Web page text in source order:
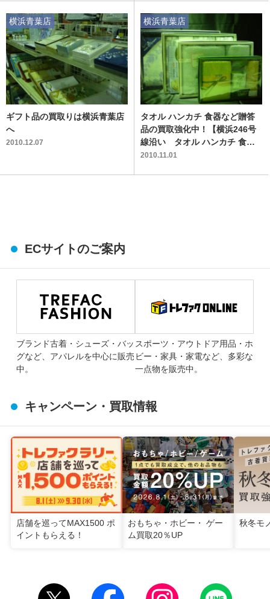
ギフト品の買取りは横浜青葉店
へ
2010.12.07
横浜青葉店
タオル ハンカチ 食器など贈答
品の買取強化中！【横浜246号
線沿い タオル ハンカチ 食器
など贈答品のリサイクルショッ
2010.11.01
横浜青葉店
ECサイトのご案内
ブランド古着・シューズ・バッ
グなど、アパレルを中心に販売
中。
スポーツ・アウトドア用品・ホ
ビー・家具・家電など、多彩な
一点物を販売中。
キャンペーン・買取情報
店舗を巡ってMAX1500 ポ
イントもらえる！
おもちゃ・ホビー・ ゲー
ム買取20％UP
秋冬モ